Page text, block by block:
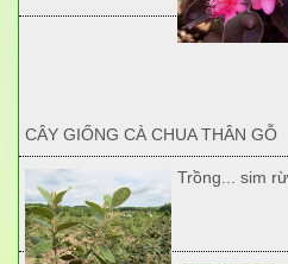
CÂY GIỐNG CÀ CHUA THÂN GỖ
Trồng... sim